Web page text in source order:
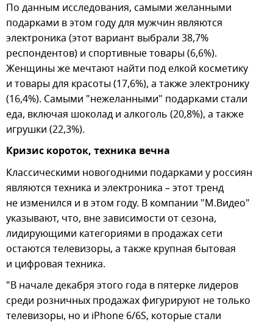
По данным исследования, самыми желанными
подарками в этом году для мужчин являются
электроника (этот вариант выбрали 38,7%
респондентов) и спортивные товары (6,6%).
Женщины же мечтают найти под елкой косметику
и товары для красоты (17,6%), а также электронику
(16,4%). Самыми "нежеланными" подарками стали
еда, включая шоколад и алкоголь (20,8%), а также
игрушки (22,3%).
Кризис короток, техника вечна
Классическими новогодними подарками у россиян
являются техника и электроника – этот тренд
не изменился и в этом году. В компании "М.Видео"
указывают, что, вне зависимости от сезона,
лидирующими категориями в продажах сети
остаются телевизоры, а также крупная бытовая
и цифровая техника.
"В начале декабря этого года в пятерке лидеров
среди розничных продажах фигурируют не только
телевизоры, но и iPhone 6/6S, которые стали